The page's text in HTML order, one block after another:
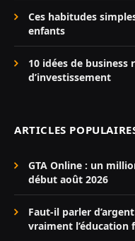
Ces habitudes
enfants
10 idées de business
d’investissement
ARTICLES
GTA Online : un
début août 2026
Faut-il parler
vraiment l’éducation